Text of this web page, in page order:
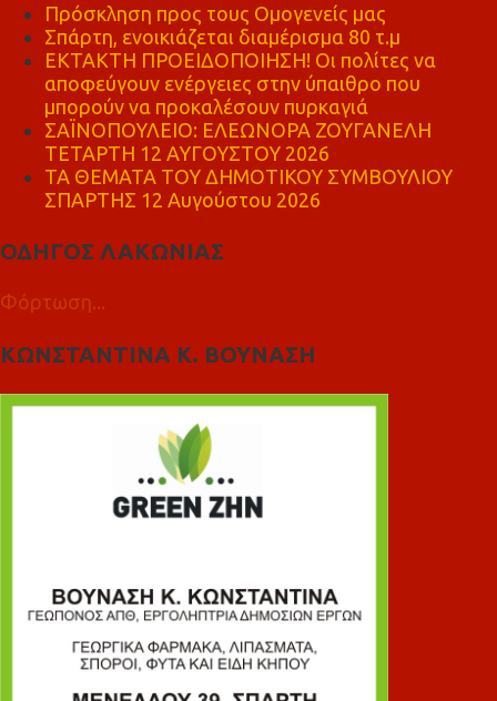
Πρόσκληση προς τους Ομογενείς μας
Σπάρτη, ενοικιάζεται διαμέρισμα 80 τ.μ
ΕΚΤΑΚΤΗ ΠΡΟΕΙΔΟΠΟΙΗΣΗ! Οι πολίτες να
αποφεύγουν ενέργειες στην ύπαιθρο που
μπορούν να προκαλέσουν πυρκαγιά
ΣΑΪΝΟΠΟΥΛΕΙΟ: ΕΛΕΩΝΟΡΑ ΖΟΥΓΑΝΕΛΗ
ΤΕΤΑΡΤΗ 12 ΑΥΓΟΥΣΤΟΥ 2026
ΤΑ ΘΕΜΑΤΑ ΤΟΥ ΔΗΜΟΤΙΚΟΥ ΣΥΜΒΟΥΛΙΟΥ
ΣΠΑΡΤΗΣ 12 Αυγούστου 2026
ΟΔΗΓΟΣ ΛΑΚΩΝΙΑΣ
Φόρτωση...
ΚΩΝΣΤΑΝΤΙΝΑ Κ. ΒΟΥΝΑΣΗ